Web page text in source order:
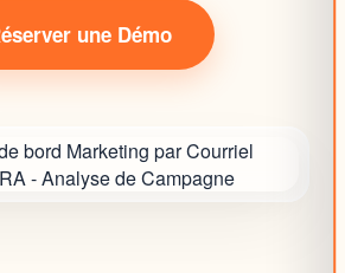
une Démo